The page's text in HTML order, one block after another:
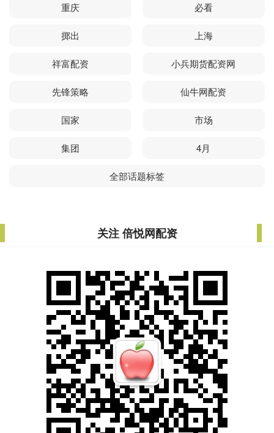
重庆 必看
掷出 上海
祥富配资 小兵期货配资网
先锋策略 仙牛网配资
国家 市场
集团 4月
全部话题标签
关注 倍悦网配资